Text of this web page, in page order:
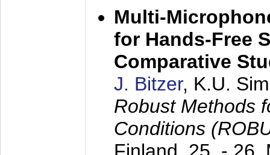
Multi-
for Hands-Free
Comparative
J. Bitzer, K.U.
Robust Methods
Conditions